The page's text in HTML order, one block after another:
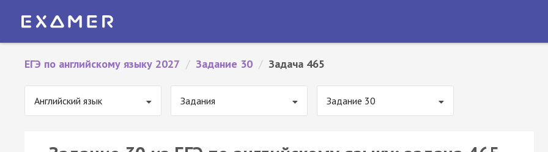
ЕГЭ по английскому языку 2027 / Задание 30 / Задача 465
Английский язык Задания Задание 30